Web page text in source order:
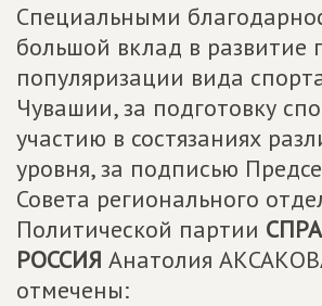
Специальными
большой вклад в развитие
популяризации вида
Чувашии, за подготовку
участию в состязаниях
уровня, за подписью
Совета регионального
Политической партии
РОССИЯ Анатолия
отмечены: